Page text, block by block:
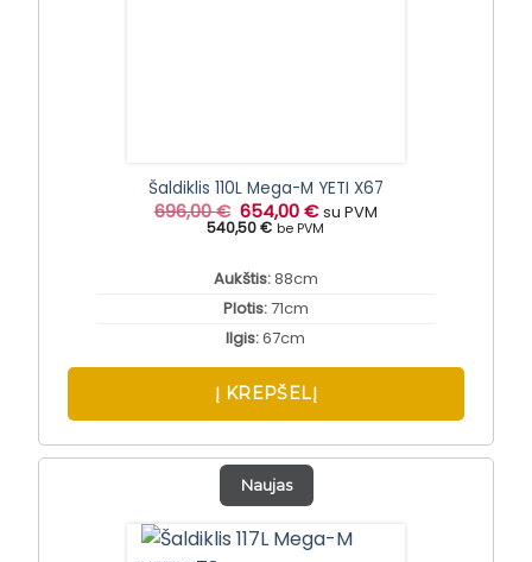
Šaldiklis 110L Mega-M YETI X67
696,00€ Original
price
was:
654,00€Current
price
is:
su PVM
540,50 € be PVM
Aukštis:88cm
Plotis:71cm
Ilgis:67cm
Į KREPŠELĮ
Naujas